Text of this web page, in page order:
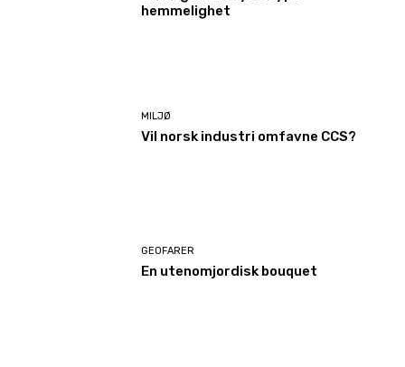
hemmelighet
MILJØ
Vil norsk industri omfavne CCS?
GEOFARER
En utenomjordisk bouquet